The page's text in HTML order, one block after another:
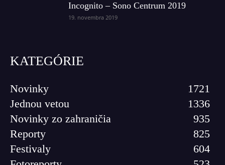
Incognito – Sono Centrum 2019
19. novembra 2019
KATEGÓRIE
Novinky
1721
Jednou vetou
1336
Novinky zo zahraničia
935
Reporty
825
Festivaly
604